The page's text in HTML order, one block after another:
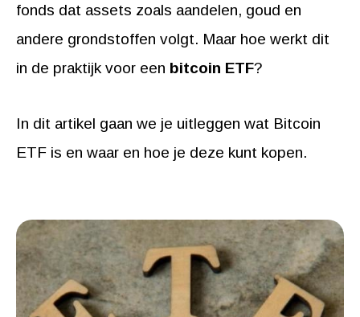
fonds dat assets zoals aandelen, goud en
andere grondstoffen volgt. Maar hoe werkt dit
in de praktijk voor een bitcoin ETF?
In dit artikel gaan we je uitleggen wat Bitcoin
ETF is en waar en hoe je deze kunt kopen.